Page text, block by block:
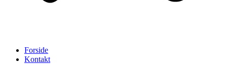
Forside
Kontakt